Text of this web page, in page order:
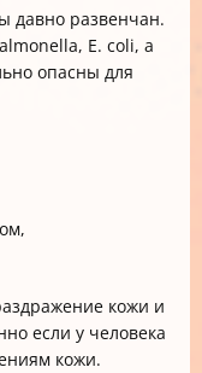
давно развенчан.
E. coli, а
опасны для
кожи и
если у человека
кожи.